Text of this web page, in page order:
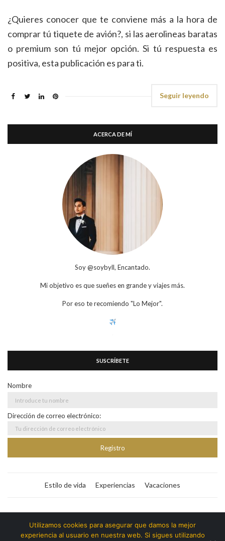
¿Quieres conocer que te conviene más a la hora de
comprar tú tiquete de avión?, si las aerolineas baratas
o premium son tú mejor opción. Si tú respuesta es
positiva, esta publicación es para ti.
Seguir leyendo
ACERCA DE MÍ
Soy @soybyll, Encantado.
Mi objetivo es que sueñes en grande y viajes más.
Por eso te recomiendo "Lo Mejor".
SUSCRÍBETE
Nombre
Dirección de correo electrónico:
Estilo de vida Experiencias Vacaciones
Bitacora365
Utilizamos cookies para asegurar que damos la mejor
experiencia al usuario en nuestra web. Si sigues utilizando